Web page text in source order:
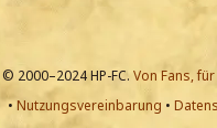
© 2000–2024 HP-FC. Von Fans,
• Nutzungsvereinbarung •